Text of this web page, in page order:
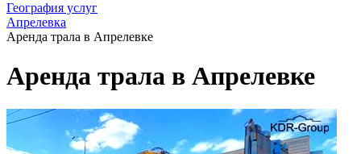
География услуг
Апрелевка
Аренда трала в Апрелевке
Аренда трала в Апрелевке